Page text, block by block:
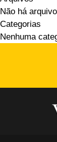
Não há
Categorias
Nenhuma